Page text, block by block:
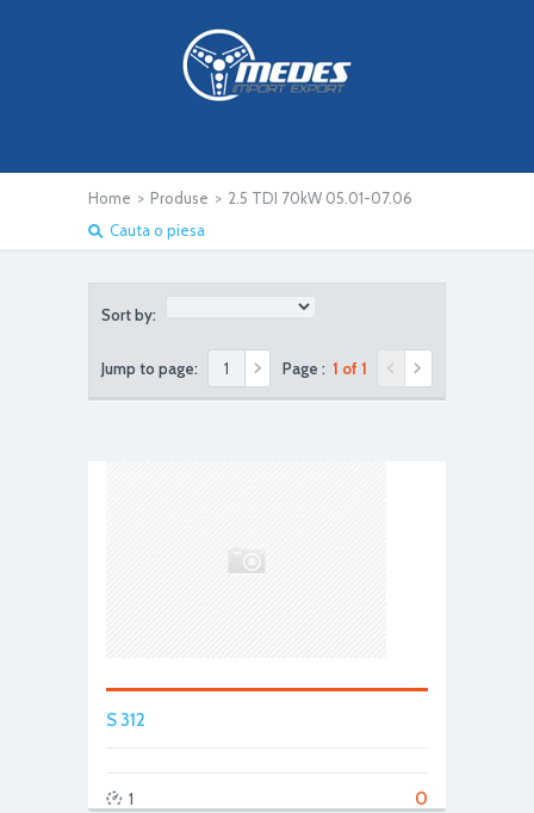
Home > Produse > 2.5 TDI 70kW 05.01-07.06
Cauta o piesa
Sort by:
Jump to page: Page : 1 of 1
S 312
0
1